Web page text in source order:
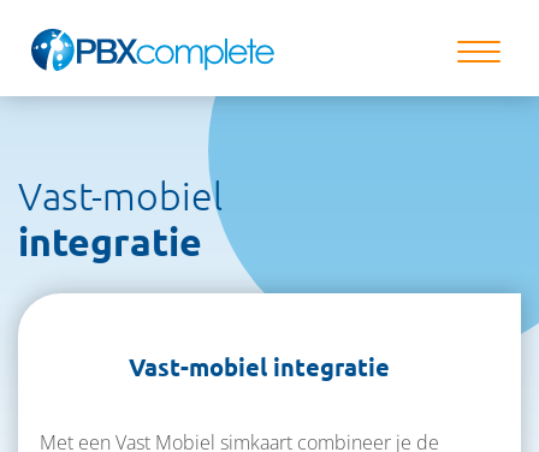
Vast-mobiel
integratie
Vast-mobiel integratie
Met een Vast Mobiel simkaart combineer je de